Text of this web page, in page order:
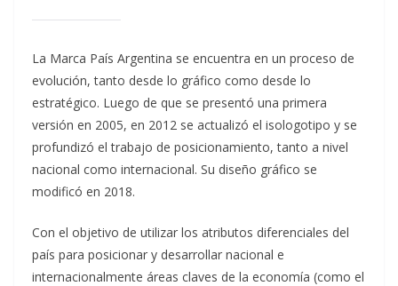
La Marca País Argentina se encuentra en un proceso de
evolución, tanto desde lo gráfico como desde lo
estratégico. Luego de que se presentó una primera
versión en 2005, en 2012 se actualizó el isologotipo y se
profundizó el trabajo de posicionamiento, tanto a nivel
nacional como internacional. Su diseño gráfico se
modificó en 2018.
Con el objetivo de utilizar los atributos diferenciales del
país para posicionar y desarrollar nacional e
internacionalmente áreas claves de la economía (como el